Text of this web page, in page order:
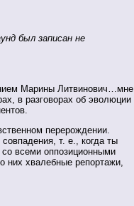
был записан не
Марины Литвинович…мне
в разговорах об эволюции
перерождении.
т. е., когда ты
всеми оппозиционными
хвалебные репортажи,